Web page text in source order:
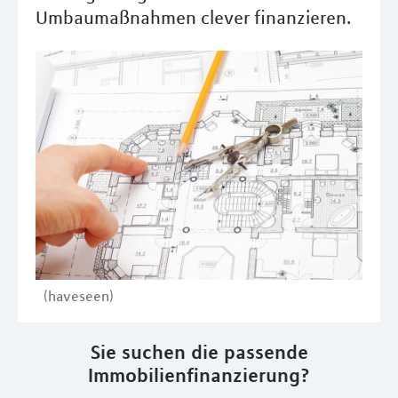
Umbaumaßnahmen clever finanzieren.
(haveseen)
Sie suchen die passende
Immobilienfinanzierung?